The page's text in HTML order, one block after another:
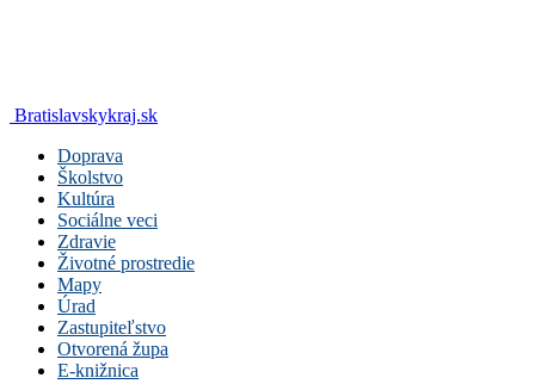
Bratislavskykraj.sk
Doprava
Školstvo
Kultúra
Sociálne veci
Zdravie
Životné prostredie
Mapy
Úrad
Zastupiteľstvo
Otvorená župa
E-knižnica